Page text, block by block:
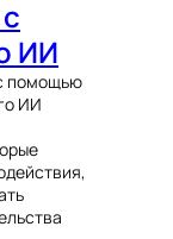
ИИ
помощью
ИИ